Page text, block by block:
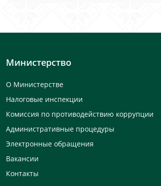
Министерство
О Министерстве
Налоговые инспекции
Комиссия по противодействию коррупции
Административные процедуры
Электронные обращения
Вакансии
Контакты